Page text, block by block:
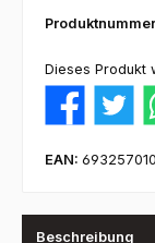
Dieses Produkt
EAN:
Beschreibung